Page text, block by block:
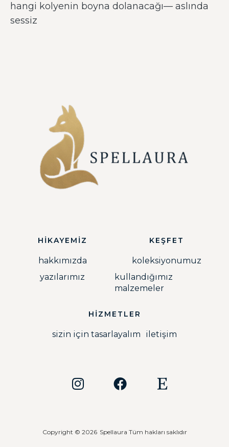
hangi kolyenin boyna dolanacağı— aslında
sessiz
HİKAYEMİZ
hakkımızda
yazılarımız
KEŞFET
koleksiyonumuz
kullandığımız
malzemeler
HİZMETLER
sizin için tasarlayalım iletişim
Copyright © 2026 Spellaura Tüm hakları saklıdır